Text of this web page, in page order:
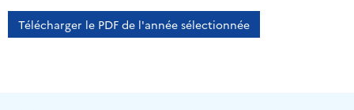
Télécharger le PDF de l'année sélectionnée